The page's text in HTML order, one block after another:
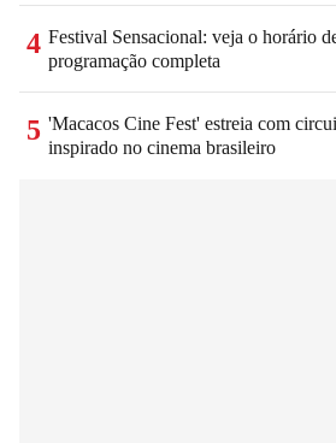
4 Festival Sensacional: veja o horário
programação completa
5 'Macacos Cine Fest' estreia com
inspirado no cinema brasileiro